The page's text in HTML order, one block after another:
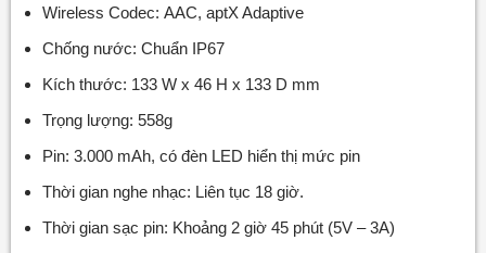
Wireless Codec: AAC, aptX Adaptive
Chống nước: Chuẩn IP67
Kích thước: 133 W x 46 H x 133 D mm
Trọng lượng: 558g
Pin: 3.000 mAh, có đèn LED hiển thị mức pin
Thời gian nghe nhạc: Liên tục 18 giờ.
Thời gian sạc pin: Khoảng 2 giờ 45 phút (5V – 3A)